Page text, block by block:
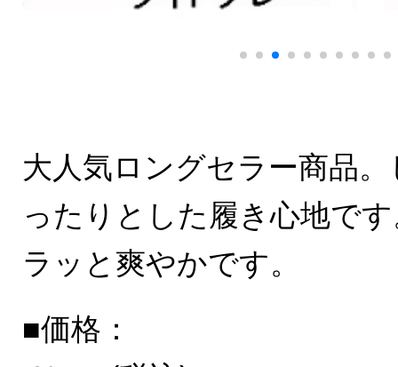
大人気ロングセラー商品
ったりとした履き心地で
ラッと爽やかです。
■価格：